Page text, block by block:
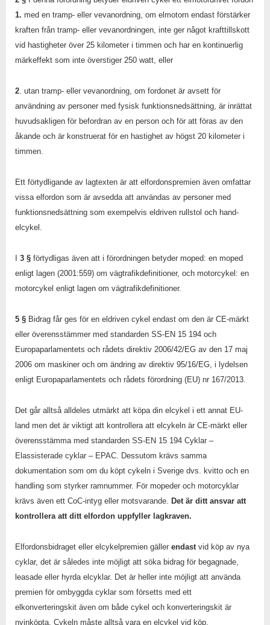
1. med en tramp- eller vevanordning, om elmotorn endast förstärker
kraften från tramp- eller vevanordningen, inte ger något krafttillskott
vid hastigheter över 25 kilometer i timmen och har en kontinuerlig
märkeffekt som inte överstiger 250 watt, eller
2 . utan tramp- eller vevanordning, om fordonet är avsett för
användning av personer med fysisk funktionsnedsättning, är inrättat
huvudsakligen för befordran av en person och för att föras av den
åkande och är konstruerat för en hastighet av högst 20 kilometer i
timmen.
Ett förtydligande av lagtexten är att elfordonspremien även omfattar
vissa elfordon som är avsedda att användas av personer med
funktionsnedsättning som exempelvis eldriven rullstol och hand-
elcykel.
3 § förtydligas även att i förordningen betyder moped: en moped
enligt lagen (2001:559) om vägtrafikdefinitioner, och motorcykel: en
motorcykel enligt lagen om vägtrafikdefinitioner.
5 § Bidrag får ges för en eldriven cykel endast om den är CE-märkt
eller överensstämmer med standarden SS-EN 15 194 och
Europaparlamentets och rådets direktiv 2006/42/EG av den 17 maj
2006 om maskiner och om ändring av direktiv 95/16/EG, i lydelsen
enligt Europaparlamentets och rådets förordning (EU) nr 167/2013.
Det går alltså alldeles utmärkt att köpa din elcykel i ett annat EU-
land men det är viktigt att kontrollera att elcykeln är CE-märkt eller
överensstämma med standarden SS-EN 15 194 Cyklar –
Elassisterade cyklar – EPAC. Dessutom krävs samma
dokumentation som om du köpt cykeln i Sverige dvs. kvitto och en
handling som styrker ramnummer. För mopeder och motorcyklar
krävs även ett CoC-intyg eller motsvarande.
Det är ditt ansvar att
kontrollera att ditt elfordon uppfyller lagkraven.
Elfordonsbidraget eller elcykelpremien gäller endast vid köp av nya
cyklar, det är således inte möjligt att söka bidrag för begagnade,
leasade eller hyrda elcyklar. Det är heller inte möjligt att använda
premien för ombyggda cyklar som försetts med ett
elkonverteringskit även om både cykel och konverteringskit är
nyinköpta. Cykeln måste alltså vara en elcykel vid köp.